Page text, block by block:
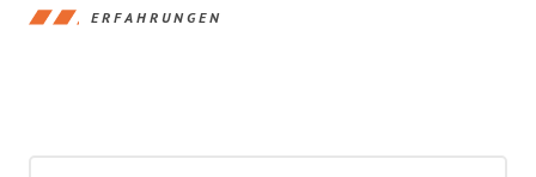
ERFAHRUNGEN